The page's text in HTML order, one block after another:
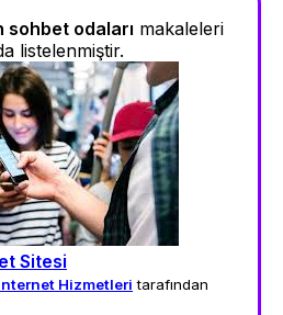
odaları makaleleri
listelenmiştir.
Sitesi
Hizmetleri tarafından